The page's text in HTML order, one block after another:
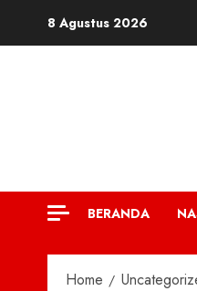
8 Agustus 2026
BERANDA
Home